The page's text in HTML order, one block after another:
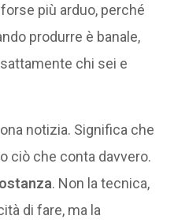
più arduo, perché
produrre è banale,
chi sei e
notizia. Significa che
ciò che conta davvero.
. Non la tecnica,
di fare, ma la